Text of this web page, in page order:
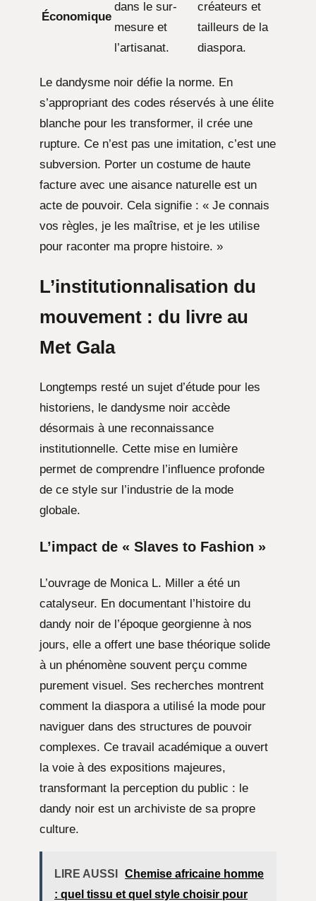
Économique
dans le sur-
mesure et
l’artisanat.
créateurs et
tailleurs de la
diaspora.
Le dandysme noir défie la norme. En
s’appropriant des codes réservés à une élite
blanche pour les transformer, il crée une
rupture. Ce n’est pas une imitation, c’est une
subversion. Porter un costume de haute
facture avec une aisance naturelle est un
acte de pouvoir. Cela signifie : « Je connais
vos règles, je les maîtrise, et je les utilise
pour raconter ma propre histoire. »
L’institutionnalisation du
mouvement : du livre au
Met Gala
Longtemps resté un sujet d’étude pour les
historiens, le dandysme noir accède
désormais à une reconnaissance
institutionnelle. Cette mise en lumière
permet de comprendre l’influence profonde
de ce style sur l’industrie de la mode
globale.
L’impact de « Slaves to Fashion »
L’ouvrage de Monica L. Miller a été un
catalyseur. En documentant l’histoire du
dandy noir de l’époque georgienne à nos
jours, elle a offert une base théorique solide
à un phénomène souvent perçu comme
purement visuel. Ses recherches montrent
comment la diaspora a utilisé la mode pour
naviguer dans des structures de pouvoir
complexes. Ce travail académique a ouvert
la voie à des expositions majeures,
transformant la perception du public : le
dandy noir est un archiviste de sa propre
culture.
LIRE AUSSI
Chemise africaine homme
: quel tissu et quel style choisir pour